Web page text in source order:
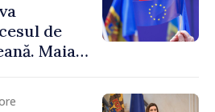
de
Maia